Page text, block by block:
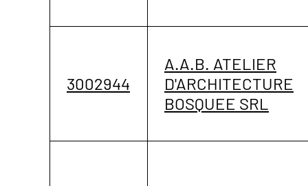
3002944
A.A.B. ATELIER
D'ARCHITECTURE
BOSQUEE SRL